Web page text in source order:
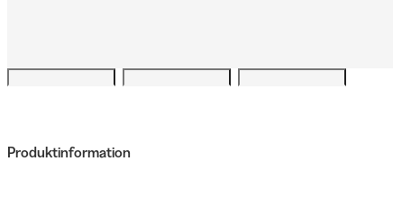
Produktinformation